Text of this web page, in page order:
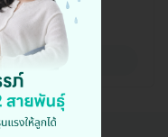
ทุมธานี 12120